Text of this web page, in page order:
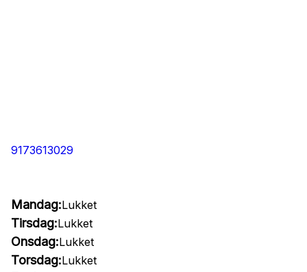
9173613029
Mandag:Lukket
Tirsdag:Lukket
Onsdag:Lukket
Torsdag:Lukket